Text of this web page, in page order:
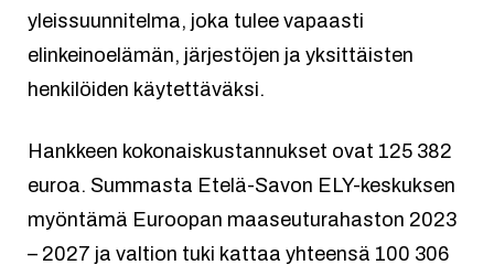
yleissuunnitelma, joka tulee vapaasti
elinkeinoelämän, järjestöjen ja yksittäisten
henkilöiden käytettäväksi.
Hankkeen kokonaiskustannukset ovat 125 382
euroa. Summasta Etelä-Savon ELY-keskuksen
myöntämä Euroopan maaseuturahaston 2023
– 2027 ja valtion tuki kattaa yhteensä 100 306